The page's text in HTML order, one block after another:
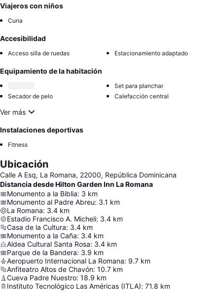
Viajeros con niños
Cuna
Accesibilidad
Acceso silla de ruedas Estacionamiento adaptado
Equipamiento de la habitación
Set para planchar
Secador de pelo
Calefacción central
Ver más
Instalaciones deportivas
Fitness
Ubicación
Calle A Esq, La Romana, 22000, República Dominicana
Distancia desde Hilton Garden Inn La Romana
Monumento a la Biblia: 3 km
Monumento al Padre Abreu: 3.1 km
La Romana: 3.4 km
Estadio Francisco A. Micheli: 3.4 km
Casa de la Cultura: 3.4 km
Monumento a la Caña: 3.4 km
Aldea Cultural Santa Rosa: 3.4 km
Parque de la Bandera: 3.9 km
Aeropuerto Internacional La Romana: 9.7 km
Anfiteatro Altos de Chavón: 10.7 km
Cueva Padre Nuestro: 18.9 km
Instituto Tecnológico Las Américas (ITLA): 71.8 km